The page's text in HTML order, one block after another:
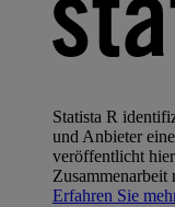
Statista R
und Anbieter
veröffentlicht
Erfahren Sie